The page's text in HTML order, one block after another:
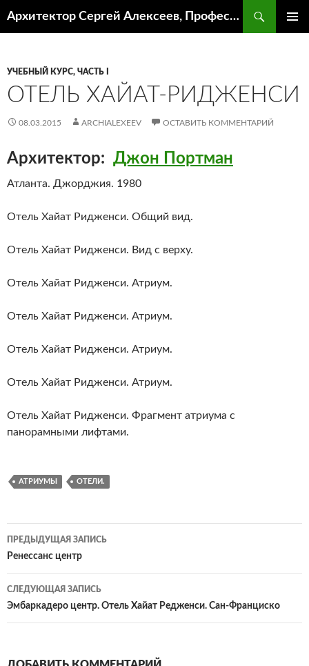
Архитектор Сергей Алексеев, Профессор кафедры ИА и АР ААИ ЮФУ
УЧЕБНЫЙ КУРС, ЧАСТЬ I
ОТЕЛЬ ХАЙАТ-РИДЖЕНСИ
08.03.2015 ARCHIALEXEEV ОСТАВИТЬ КОММЕНТАРИЙ
Архитектор: Джон Портман
Атланта. Джорджия. 1980
Отель Хайат Ридженси. Общий вид.
Отель Хайат Ридженси. Вид с верху.
Отель Хайат Ридженси. Атриум.
Отель Хайат Ридженси. Атриум.
Отель Хайат Ридженси. Атриум.
Отель Хайат Ридженси. Атриум.
Отель Хайат Ридженси. Фрагмент атриума с
панорамными лифтами.
АТРИУМЫ ОТЕЛИ.
Навигация
по
записям
ПРЕДЫДУЩАЯ ЗАПИСЬ
Ренессанс центр
СЛЕДУЮЩАЯ ЗАПИСЬ
Эмбаркадеро центр. Отель Хайат Редженси. Сан-Франциско